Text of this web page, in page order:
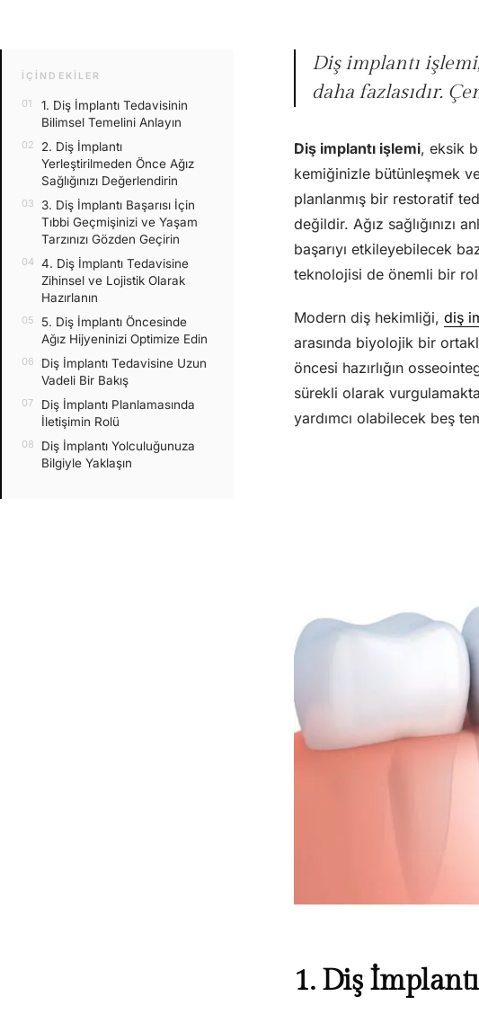
İÇINDEKILER
1. Diş İmplantı Tedavisinin
Bilimsel Temelini Anlayın
2. Diş İmplantı
Yerleştirilmeden Önce Ağız
Sağlığınızı Değerlendirin
3. Diş İmplantı Başarısı İçin
Tıbbi Geçmişinizi ve Yaşam
Tarzınızı Gözden Geçirin
4. Diş İmplantı Tedavisine
Zihinsel ve Lojistik Olarak
Hazırlanın
5. Diş İmplantı Öncesinde
Ağız Hijyeninizi Optimize Edin
Diş İmplantı Tedavisine Uzun
Vadeli Bir Bakış
Diş İmplantı Planlamasında
İletişimin Rolü
Diş İmplantı Yolculuğunuza
Bilgiyle Yaklaşın
Diş implantı
daha fazlasıdır.
Diş implantı işlemi, eksik
kemiğinizle bütünleşmek
planlanmış bir restoratif
değildir. Ağız sağlığınızı
başarıyı etkileyebilecek
teknolojisi de önemli bir rol
Modern diş hekimliği,diş
arasında biyolojik bir
öncesi hazırlığın
sürekli olarak
yardımcı olabilecek beş
1. Diş